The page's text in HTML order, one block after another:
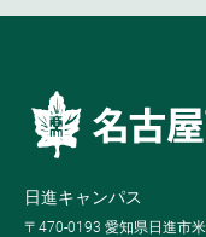
日進キャンパス
〒470-0193 愛知県日進市